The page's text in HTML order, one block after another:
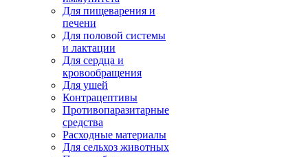
Для пищеварения и
печени
Для половой системы
и лактации
Для сердца и
кровообращения
Для ушей
Контрацептивы
Противопаразитарные
средства
Расходные материалы
Для сельхоз животных